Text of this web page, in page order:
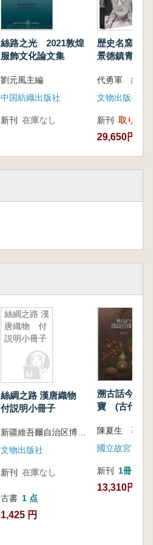
絲路之光 2021敦煌
服飾文化論文集
劉元風主編
中国紡織出版社
新刊 在庫なし
歴史名窯微
景徳鎮青白瓷
代勇軍 編著
文物出版社
新刊 取り寄せ
29,650円
絲綢之路 漢
唐織物 付
説明小冊子
絲綢之路 漢唐織物
付説明小冊子
文物出版社
新刊 在庫なし
古書 1 点
1,425 円
溯古話今 談
寶 (古代か
飾品につい
國立故宮博物
新刊 1冊
13,310円